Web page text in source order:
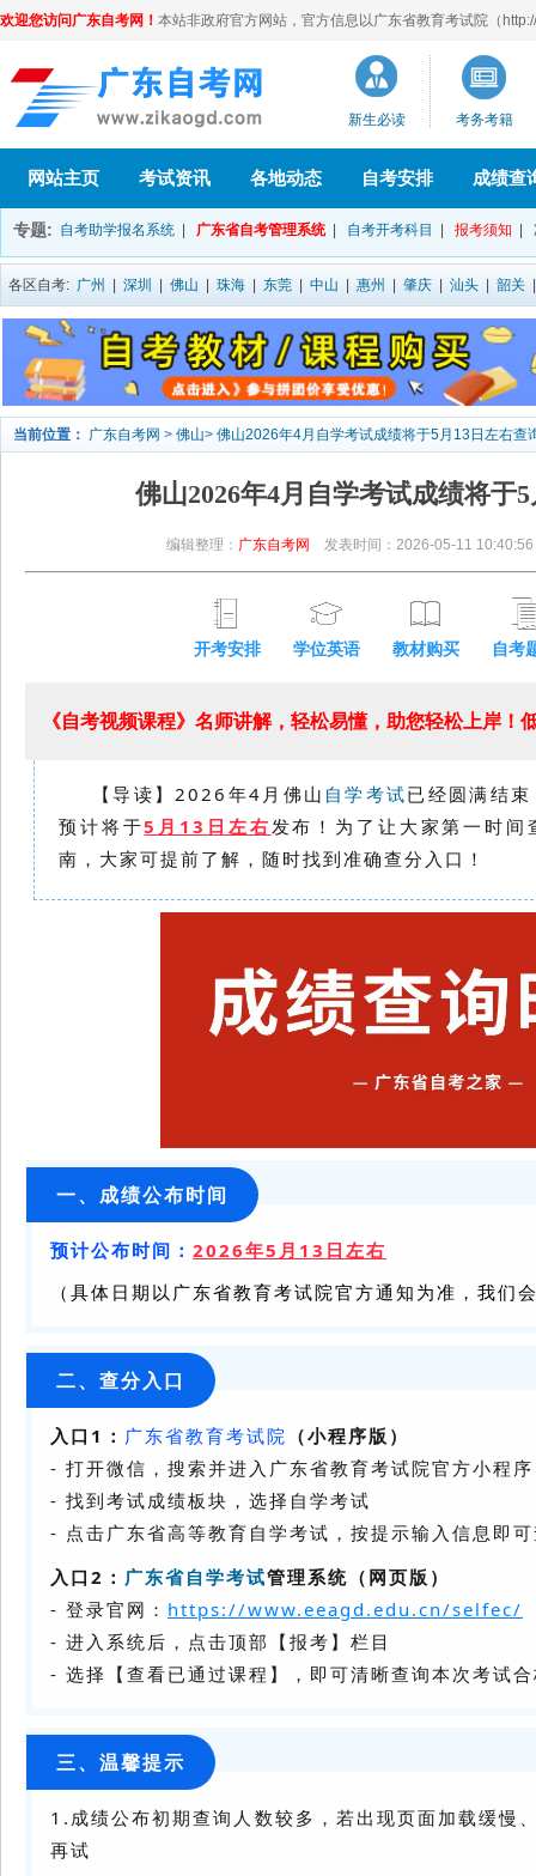
欢迎您访问广东自考网！ 本站非政府官方网站，官方信息以广东省教育考试院（
新生必读 考务考籍
网站主页 考试资讯 各地动态 自考安排 成绩查
专题: 自考助学报名系统 广东省自考管理系统 自考开考科目 报考须知
各区自考: 广州 深圳 佛山 珠海 东莞 中山 惠州 肇庆 汕头 韶关
当前位置： 广东自考网 > 佛山> 佛山2026年4月自学考试成绩将于5月13日左右查
佛山2026年4月自学考试成绩将于
编辑整理： 广东自考网 发表时间：2026-05-11 10:40:56
开考安排 学位英语 教材购买 自考
《自考视频课程》名师讲解，轻松易懂，助您轻松上岸！
【导读】2026年4月 佛山 自学考试已经圆满结
预计将于5月13日左右发布！为了让大家第一时
南，大家可提前了解，随时找到准确查分入口！
一、成绩公布时间
预计公布时间： 2026年5月13日左右
（具体日期以广东省教育考试院官方通知为准，我们
二、查分入口
入口1： 广东省教育考试院 （小程序版）
- 打开微信，搜索并进入广东省教育考试院官方小程序
- 找到考试成绩板块，选择自学考试
- 点击广东省高等教育自学考试，按提示输入信息即
入口2： 广东省自学考试管理系统（网页版）
- 登录官网： https://www.eeagd.edu.cn/selfec/
- 进入系统后，点击顶部【报考】栏目
- 选择【查看已通过课程】，即可清晰查询本次考试
三、温馨提示
1.成绩公布初期查询人数较多，若出现页面加载缓慢
再试